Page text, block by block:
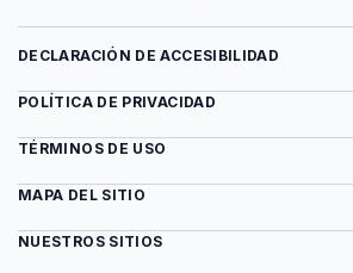
DECLARACIÓN DE ACCESIBILIDAD
POLÍTICA DE PRIVACIDAD
TÉRMINOS DE USO
MAPA DEL SITIO
NUESTROS SITIOS